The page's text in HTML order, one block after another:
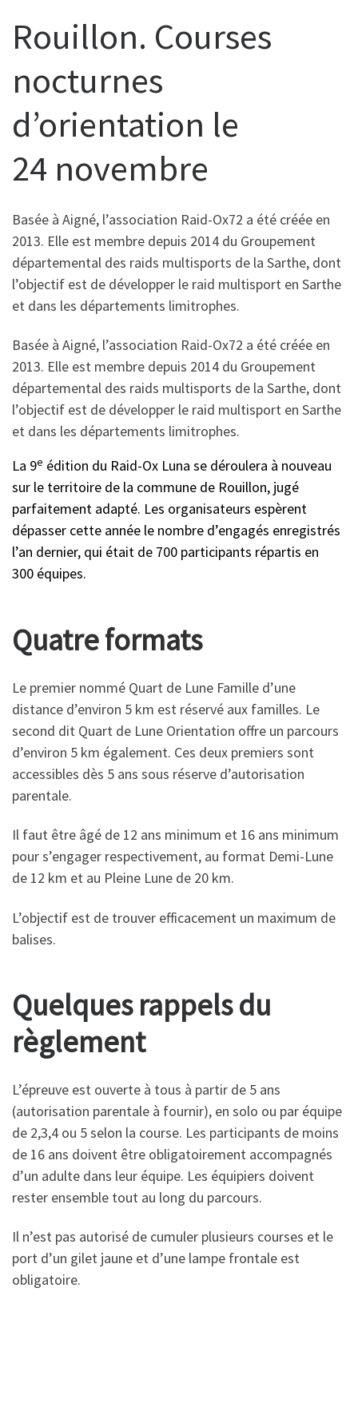
Rouillon. Courses
nocturnes
d’orientation le
24 novembre
Basée à Aigné, l’association Raid-Ox72 a été créée en
2013. Elle est membre depuis 2014 du Groupement
départemental des raids multisports de la Sarthe, dont
l’objectif est de développer le raid multisport en Sarthe
et dans les départements limitrophes.
Basée à Aigné, l’association Raid-Ox72 a été créée en
2013. Elle est membre depuis 2014 du Groupement
départemental des raids multisports de la Sarthe, dont
l’objectif est de développer le raid multisport en Sarthe
et dans les départements limitrophes.
La 9e édition du Raid-Ox Luna se déroulera à nouveau
sur le territoire de la commune de Rouillon, jugé
parfaitement adapté. Les organisateurs espèrent
dépasser cette année le nombre d’engagés enregistrés
l’an dernier, qui était de 700 participants répartis en
300 équipes.
Quatre formats
Le premier nommé Quart de Lune Famille d’une
distance d’environ 5 km est réservé aux familles. Le
second dit Quart de Lune Orientation offre un parcours
d’environ 5 km également. Ces deux premiers sont
accessibles dès 5 ans sous réserve d’autorisation
parentale.
Il faut être âgé de 12 ans minimum et 16 ans minimum
pour s’engager respectivement, au format Demi-Lune
de 12 km et au Pleine Lune de 20 km.
L’objectif est de trouver efficacement un maximum de
balises.
Quelques rappels du
règlement
L’épreuve est ouverte à tous à partir de 5 ans
(autorisation parentale à fournir), en solo ou par équipe
de 2,3,4 ou 5 selon la course. Les participants de moins
de 16 ans doivent être obligatoirement accompagnés
d’un adulte dans leur équipe. Les équipiers doivent
rester ensemble tout au long du parcours.
Il n’est pas autorisé de cumuler plusieurs courses et le
port d’un gilet jaune et d’une lampe frontale est
obligatoire.